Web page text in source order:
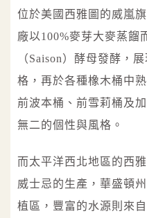
位於美國西雅圖的威嵐
廠以100%麥芽大麥蒸餾
（Saison）酵母發酵，
格，再於各種橡木桶中
前波本桶、前雪莉桶及
無二的個性與風格。
而太平洋西北地區的西
威士忌的生產，華盛頓
植區，豐富的水源則來